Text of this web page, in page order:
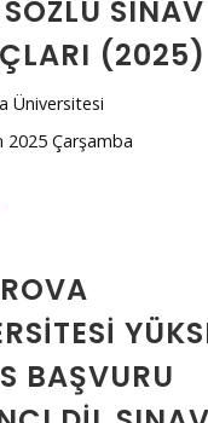
SINAV
(2025)
Üniversitesi
2025 Çarşamba
BAŞVURU